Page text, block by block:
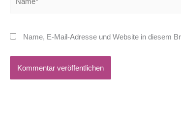
Name, E-Mail-Adresse und Website in diesem